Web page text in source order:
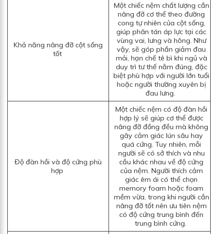
Khả năng nâng đỡ cột sống
tốt
Một chiếc nệm chất lượng cần
nâng đỡ cơ thể theo đường
cong tự nhiên của cột sống,
giúp phân tán áp lực tại các
vùng vai, lưng và hông. Như
vậy, sẽ góp phần giảm đau
mỏi, hạn chế tê bì khi ngủ và
duy trì tư thế nằm đúng, đặc
biệt phù hợp với người lớn tuổi
hoặc người thường xuyên bị
đau lưng.
Độ đàn hồi và độ cứng phù
hợp
Một chiếc nệm có độ đàn hồi
hợp lý sẽ giúp cơ thể được
nâng đỡ đồng đều mà không
gây cảm giác lún sâu hay
quá cứng. Tuy nhiên, mỗi
người sẽ có sở thích và nhu
cầu khác nhau về độ cứng
của nệm. Người thích cảm
giác êm ái có thể chọn
memory foam hoặc foam
mềm vừa, trong khi người cần
nâng đỡ tốt nên ưu tiên nệm
có độ cứng trung bình đến
trung bình cứng.